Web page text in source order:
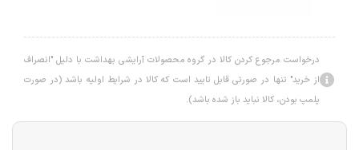
درخواست مرجوع کردن کالا در گروه محصولات آرایشی بهداشت با دلیل "انصراف
از خرید" تنها در صورتی قابل تایید است که کالا در شرایط اولیه باشد (در صورت
پلمپ بودن، کالا نباید باز شده باشد).